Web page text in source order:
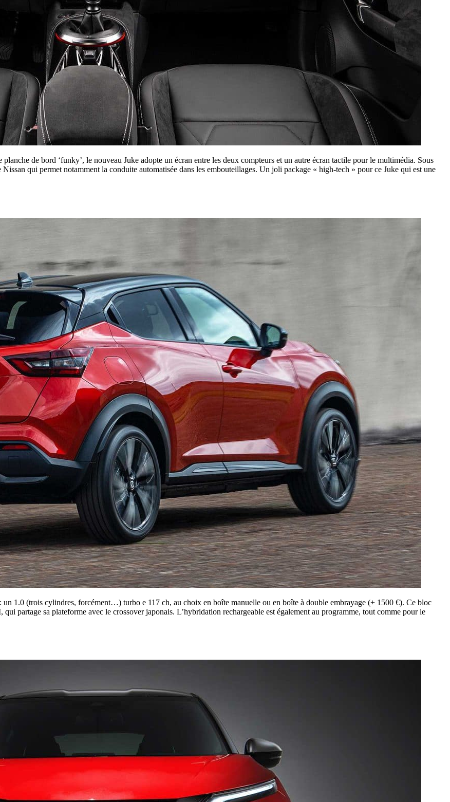
de bord ‘funky’, le nouveau Juke adopte un écran entre les deux compteurs et un autre écran tactile pour le multimédia. Sous
qui permet notamment la conduite automatisée dans les embouteillages. Un joli package « high-tech » pour ce Juke qui est une
un 1.0 (trois cylindres, forcément…) turbo e 117 ch, au choix en boîte manuelle ou en boîte à double embrayage (+ 1500 €). Ce bloc
partage sa plateforme avec le crossover japonais. L’hybridation rechargeable est également au programme, tout comme pour le